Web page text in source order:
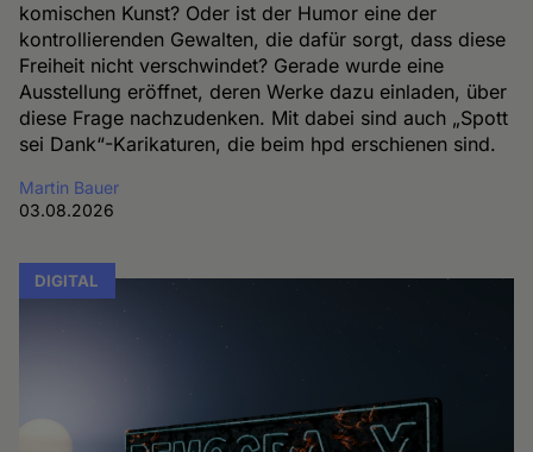
komischen Kunst? Oder ist der Humor eine der
kontrollierenden Gewalten, die dafür sorgt, dass diese
Freiheit nicht verschwindet? Gerade wurde eine
Ausstellung eröffnet, deren Werke dazu einladen, über
diese Frage nachzudenken. Mit dabei sind auch „Spott
sei Dank“-Karikaturen, die beim hpd erschienen sind.
Martin Bauer
03.08.2026
DIGITAL